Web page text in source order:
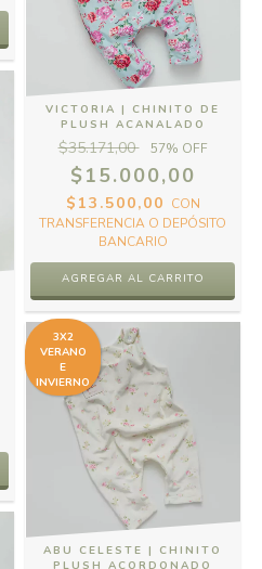
VICTORIA | CHINITO DE
PLUSH ACANALADO
$35.171,00 57% OFF
$15.000,00
$13.500,00 CON
TRANSFERENCIA O DEPÓSITO
BANCARIO
AGREGAR AL CARRITO
3X2
VERANO
E
INVIERNO
ABU CELESTE | CHINITO
PLUSH ACORDONADO